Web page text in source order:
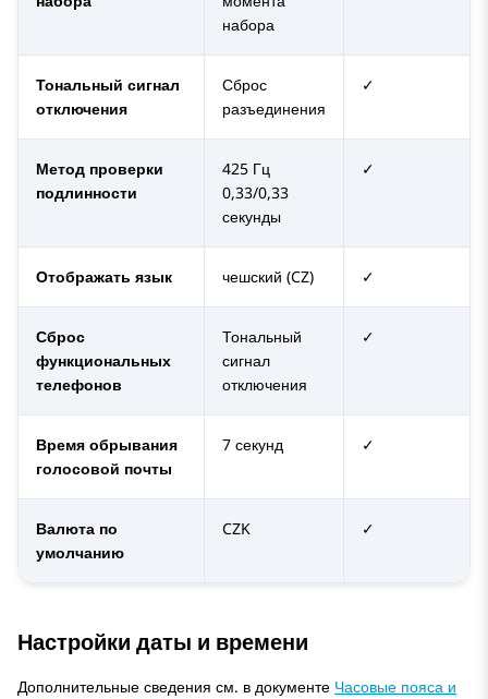
набора
Тональный сигнал
отключения
Сброс
разъединения
✓
Метод проверки
подлинности
425 Гц
0,33/0,33
секунды
✓
Отображать язык чешский (CZ) ✓
Сброс
функциональных
телефонов
Тональный
сигнал
отключения
✓
Время обрывания
голосовой почты
7 секунд ✓
Валюта по
умолчанию
CZK ✓
Настройки даты и времени
Дополнительные сведения см. в документе Часовые пояса и